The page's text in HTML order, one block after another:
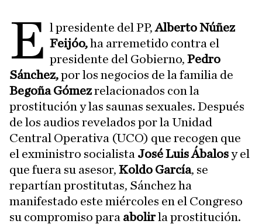
E l presidente del PP,Alberto Núñez
Feijóo,ha arremetido contra el
presidente del Gobierno, Pedro
Sánchez,por los negocios de la familia de
Begoña Gómezrelacionados con la
prostitución y las saunas sexuales. Después
de los audios revelados por la Unidad
Central Operativa (UCO) que recogen que
el exministro socialista José Luis Ábalosy el
que fuera su asesor, Koldo García, se
repartían prostitutas, Sánchez ha
manifestado este miércoles en el Congreso
su compromiso para abolirla prostitución.